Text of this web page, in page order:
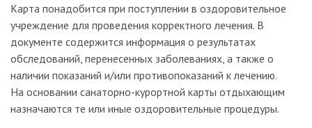
Карта понадобится при поступлении в оздоровительное
учреждение для проведения корректного лечения. В
документе содержится информация о результатах
обследований, перенесенных заболеваниях, а также о
наличии показаний и/или противопоказаний к лечению.
На основании санаторно-курортной карты отдыхающим
назначаются те или иные оздоровительные процедуры.